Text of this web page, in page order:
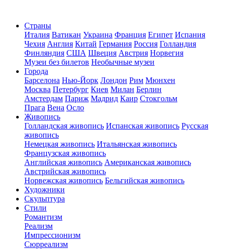
Страны
Италия Ватикан Украина Франция Египет Испания
Чехия Англия Китай Германия Россия Голландия
Финляндия США Швеция Австрия Норвегия
Музеи без билетов Необычные музеи
Города
Барселона Нью-Йорк Лондон Рим Мюнхен
Москва Петербург Киев Милан Берлин
Амстердам Париж Мадрид Каир Стокгольм
Прага Вена Осло
Живопись
Голландская живопись Испанская живопись Русская
живопись
Немецкая живопись Итальянская живопись
Французская живопись
Английская живопись Американская живопись
Австрийская живопись
Норвежская живопись Бельгийская живопись
Художники
Скульптура
Стили
Романтизм
Реализм
Импрессионизм
Сюрреализм